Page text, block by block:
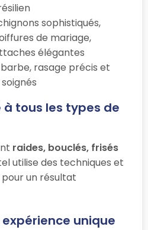
sophistiqués,
de mariage,
élégantes
rasage précis et
tous les types de
raides, bouclés, frisés
utilise des techniques et
un résultat
unique